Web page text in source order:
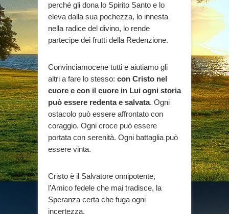
perché gli dona lo Spirito Santo e lo
eleva dalla sua pochezza, lo innesta
nella radice del divino, lo rende
partecipe dei frutti della Redenzione.
Convinciamocene tutti e aiutiamo gli
altri a fare lo stesso: con Cristo nel
cuore e con il cuore in Lui ogni storia
può essere redenta e salvata. Ogni
ostacolo può essere affrontato con
coraggio. Ogni croce può essere
portata con serenità. Ogni battaglia può
essere vinta.
Cristo è il Salvatore onnipotente,
l’Amico fedele che mai tradisce, la
Speranza certa che fuga ogni
incertezza.